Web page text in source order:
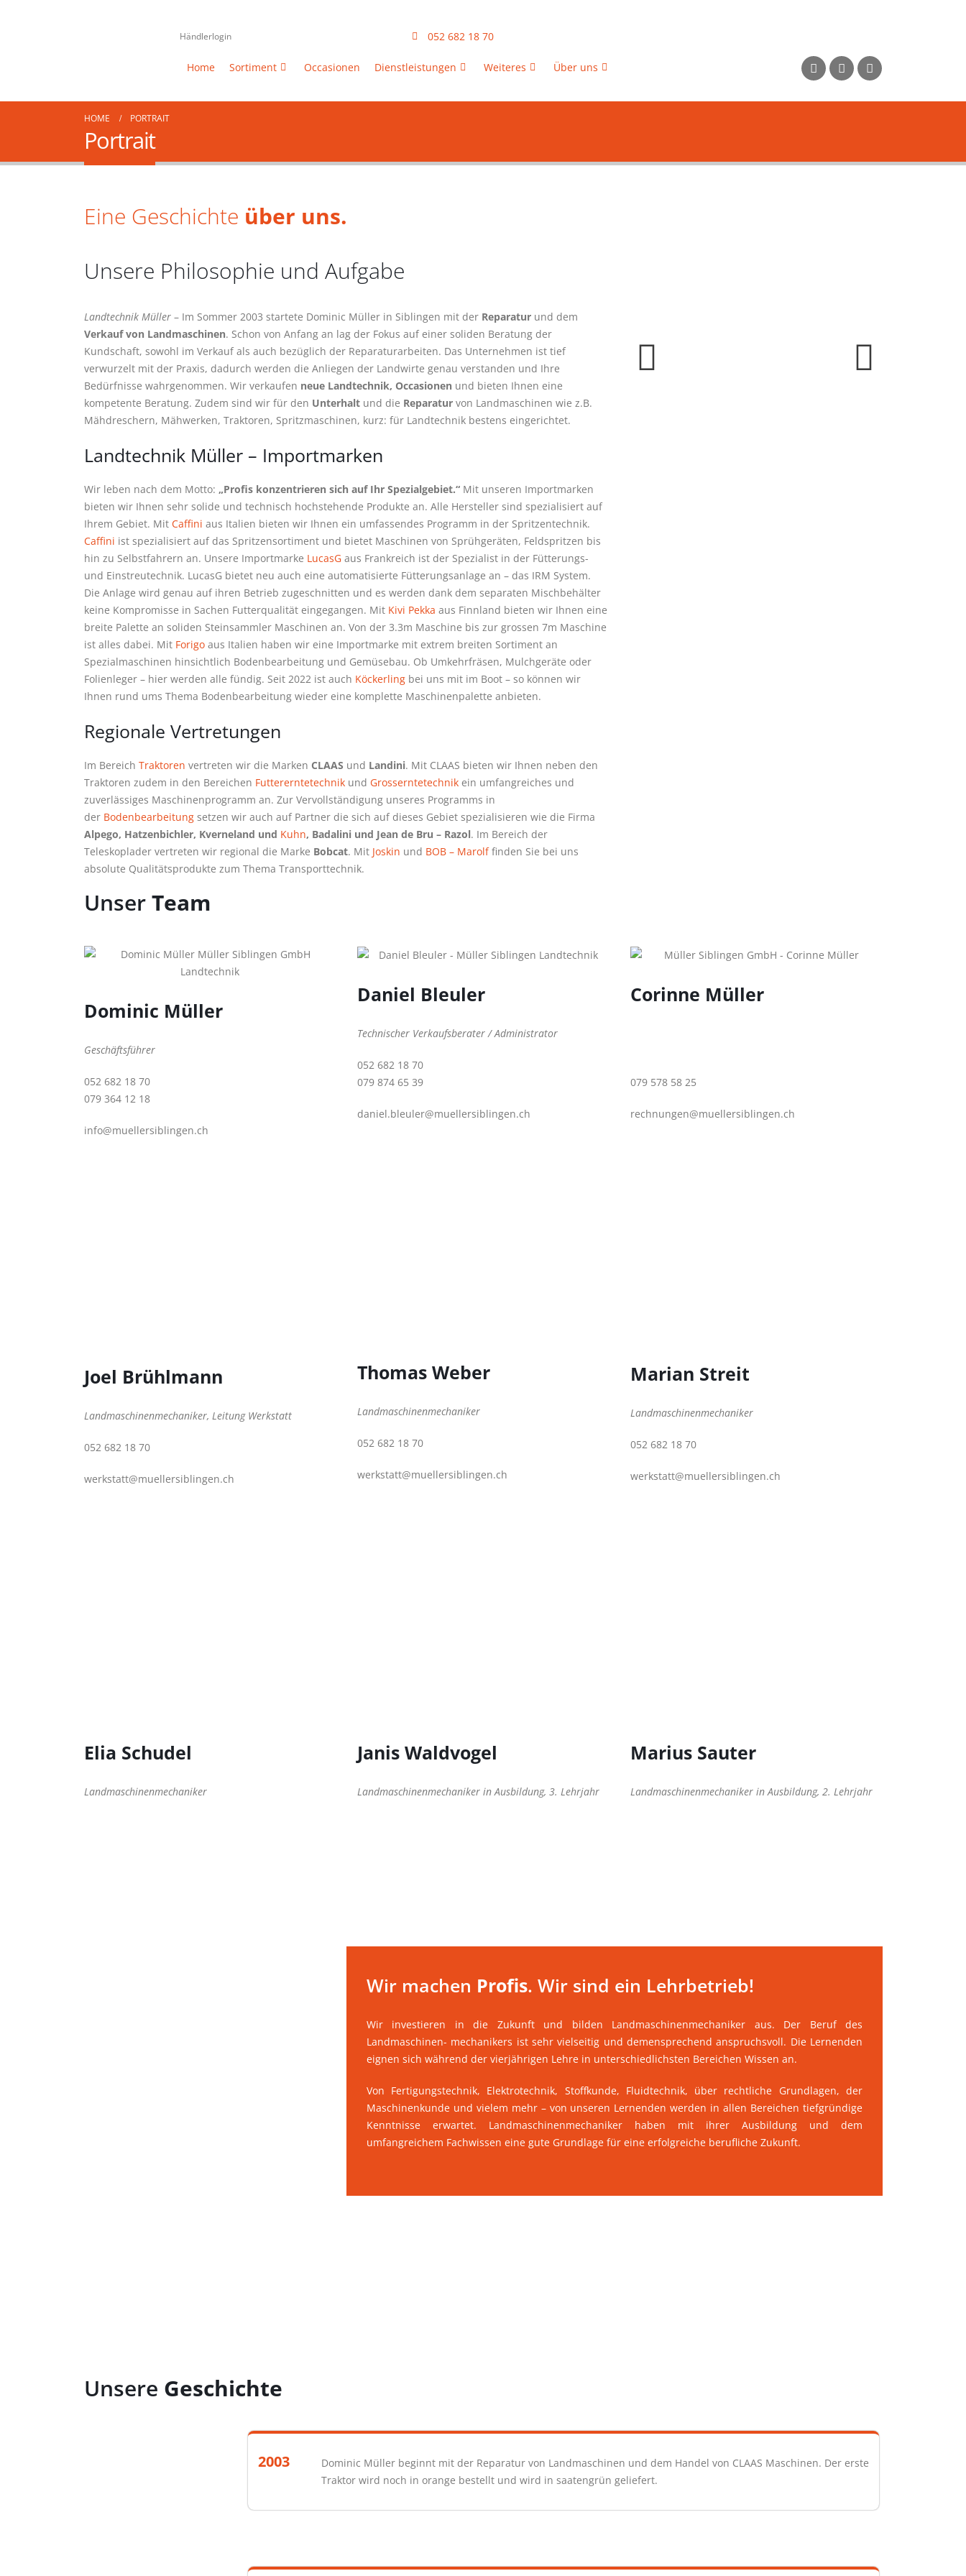
Händlerlogin 052 682 18 70
Home Sortiment Occasionen Dienstleistungen Weiteres Über uns
HOME PORTRAIT
Portrait
Eine Geschichte über uns.
Unsere Philosophie und Aufgabe
Landtechnik Müller – Im Sommer 2003 startete Dominic Müller in Siblingen mit der Reparatur und dem
Verkauf von Landmaschinen. Schon von Anfang an lag der Fokus auf einer soliden Beratung der
Kundschaft, sowohl im Verkauf als auch bezüglich der Reparaturarbeiten. Das Unternehmen ist tief
verwurzelt mit der Praxis, dadurch werden die Anliegen der Landwirte genau verstanden und Ihre
Bedürfnisse wahrgenommen. Wir verkaufen neue Landtechnik, Occasionen und bieten Ihnen eine
kompetente Beratung. Zudem sind wir für den Unterhalt und die Reparatur von Landmaschinen wie z.B.
Mähdreschern, Mähwerken, Traktoren, Spritzmaschinen, kurz: für Landtechnik bestens eingerichtet.
Landtechnik Müller – Importmarken
Wir leben nach dem Motto: „Profis konzentrieren sich auf Ihr Spezialgebiet.“ Mit unseren Importmarken
bieten wir Ihnen sehr solide und technisch hochstehende Produkte an. Alle Hersteller sind spezialisiert auf
Ihrem Gebiet. Mit Caffini aus Italien bieten wir Ihnen ein umfassendes Programm in der Spritzentechnik.
Caffini ist spezialisiert auf das Spritzensortiment und bietet Maschinen von Sprühgeräten, Feldspritzen bis
hin zu Selbstfahrern an. Unsere Importmarke LucasG aus Frankreich ist der Spezialist in der Fütterungs-
und Einstreutechnik. LucasG bietet neu auch eine automatisierte Fütterungsanlage an – das IRM System.
Die Anlage wird genau auf ihren Betrieb zugeschnitten und es werden dank dem separaten Mischbehälter
keine Kompromisse in Sachen Futterqualität eingegangen. Mit Kivi Pekka aus Finnland bieten wir Ihnen eine
breite Palette an soliden Steinsammler Maschinen an. Von der 3.3m Maschine bis zur grossen 7m Maschine
ist alles dabei. Mit Forigo aus Italien haben wir eine Importmarke mit extrem breiten Sortiment an
Spezialmaschinen hinsichtlich Bodenbearbeitung und Gemüsebau. Ob Umkehrfräsen, Mulchgeräte oder
Folienleger – hier werden alle fündig. Seit 2022 ist auch Köckerling bei uns mit im Boot – so können wir
Ihnen rund ums Thema Bodenbearbeitung wieder eine komplette Maschinenpalette anbieten.
Regionale Vertretungen
Im Bereich Traktoren vertreten wir die Marken CLAAS und Landini. Mit CLAAS bieten wir Ihnen neben den
Traktoren zudem in den Bereichen Futtererntetechnik und Grosserntetechnik ein umfangreiches und
zuverlässiges Maschinenprogramm an. Zur Vervollständigung unseres Programms in
der Bodenbearbeitung setzen wir auch auf Partner die sich auf dieses Gebiet spezialisieren wie die Firma
Alpego, Hatzenbichler, Kverneland und Kuhn, Badalini und Jean de Bru – Razol. Im Bereich der
Teleskoplader vertreten wir regional die Marke Bobcat. Mit Joskin und BOB – Marolffinden Sie bei uns
absolute Qualitätsprodukte zum Thema Transporttechnik.
UnserTeam
Dominic Müller
Geschäftsführer
052 682 18 70
079 364 12 18
info@muellersiblingen.ch
Daniel Bleuler
Technischer Verkaufsberater / Administrator
052 682 18 70
079 874 65 39
daniel.bleuler@muellersiblingen.ch
Corinne Müller
079 578 58 25
rechnungen@muellersiblingen.ch
Joel Brühlmann
Landmaschinenmechaniker, Leitung Werkstatt
052 682 18 70
werkstatt@muellersiblingen.ch
Thomas Weber
Landmaschinenmechaniker
052 682 18 70
werkstatt@muellersiblingen.ch
Marian Streit
Landmaschinenmechaniker
052 682 18 70
werkstatt@muellersiblingen.ch
Elia Schudel
Landmaschinenmechaniker
Janis Waldvogel
Landmaschinenmechaniker in Ausbildung, 3. Lehrjahr
Marius Sauter
Landmaschinenmechaniker in Ausbildung, 2. Lehrjahr
Wir machen Profis. Wir sind ein Lehrbetrieb!
Wir investieren in die Zukunft und bilden Landmaschinenmechaniker aus. Der Beruf des
Landmaschinen- mechanikers ist sehr vielseitig und demensprechend anspruchsvoll. Die Lernenden
eignen sich während der vierjährigen Lehre in unterschiedlichsten Bereichen Wissen an.
Von Fertigungstechnik, Elektrotechnik, Stoffkunde, Fluidtechnik, über rechtliche Grundlagen, der
Maschinenkunde und vielem mehr – von unseren Lernenden werden in allen Bereichen tiefgründige
Kenntnisse erwartet. Landmaschinenmechaniker haben mit ihrer Ausbildung und dem
umfangreichem Fachwissen eine gute Grundlage für eine erfolgreiche berufliche Zukunft.
Unsere Geschichte
2003
Dominic Müller beginnt mit der Reparatur von Landmaschinen und dem Handel von CLAAS Maschinen. Der erste
Traktor wird noch in orange bestellt und wird in saatengrün geliefert.